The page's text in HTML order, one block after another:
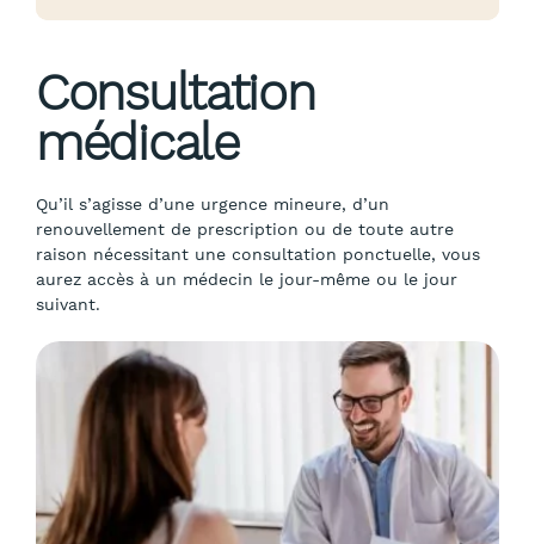
Consultation
médicale
Qu’il s’agisse d’une urgence mineure, d’un
renouvellement de prescription ou de toute autre
raison nécessitant une consultation ponctuelle, vous
aurez accès à un médecin le jour-même ou le jour
suivant.